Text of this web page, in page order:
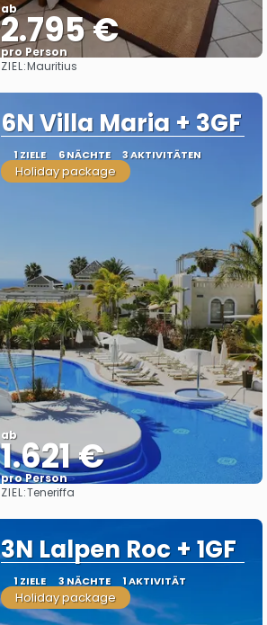
ab
2.795 €
pro Person
ZIEL:Mauritius
6N Villa Maria + 3GF
1 ZIELE 6 NÄCHTE 3 AKTIVITÄTEN
Holiday package
ab
1.621 €
pro Person
ZIEL:Teneriffa
3N Lalpen Roc + 1GF
1 ZIELE 3 NÄCHTE 1 AKTIVITÄT
Holiday package